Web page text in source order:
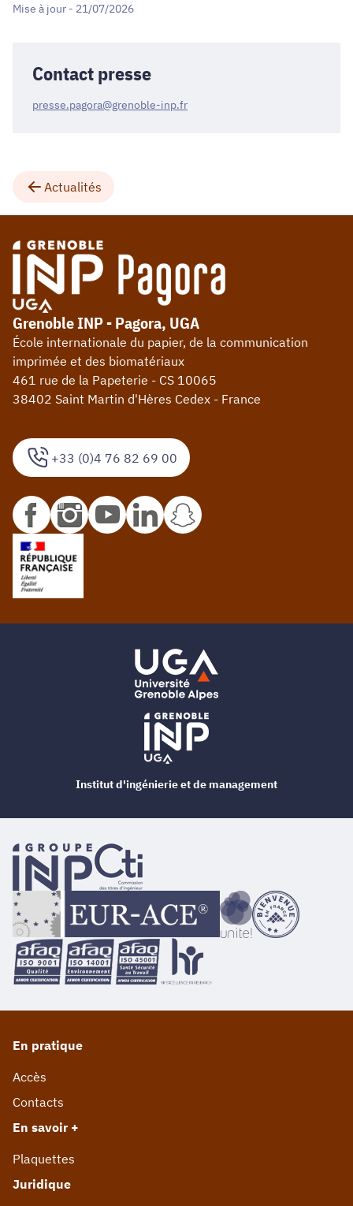
Mise à jour - 21/07/2026
Contact presse
presse.pagora@grenoble-inp.fr
Actualités
+33 (0)4 76 82 69 00
Grenoble INP - Pagora, UGA
École internationale du papier, de la communication
imprimée et des biomatériaux
461 rue de la Papeterie - CS 10065
38402 Saint Martin d'Hères Cedex - France
En pratique
Accès
Contacts
En savoir +
Plaquettes
Juridique
Institut d'ingénierie et de management